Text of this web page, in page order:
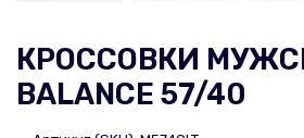
КРОССОВКИ
BALANCE 57/40